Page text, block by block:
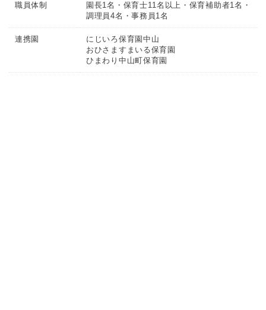
職員体制
園長1名・保育士11名以上・保育補助者1名・
調理員4名・事務員1名
連携園
にじいろ保育園中山
おひさますまいる保育園
ひまわり中山町保育園